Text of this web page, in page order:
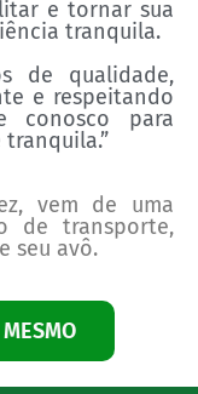
e tornar sua
tranquila.
de qualidade,
e respeitando
conosco para
vem de uma
de transporte,
seu avô.